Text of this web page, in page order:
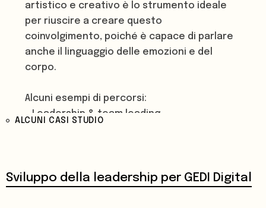
artistico e creativo è lo strumento ideale
per riuscire a creare questo
coinvolgimento, poiché è capace di parlare
anche il linguaggio delle emozioni e del
corpo.
Alcuni esempi di percorsi:
- Leadership & team leading
- Emotional competencies
ALCUNI CASI STUDIO
Sviluppo della leadership per GEDI Digital